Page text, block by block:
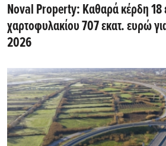
Noval Property: Kαθαρά κέρδη 18
χαρτοφυλακίου 707 εκατ. ευρώ
2026